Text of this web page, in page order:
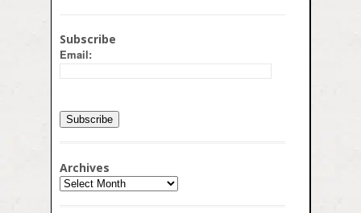
Subscribe
Email:
Archives
Archives